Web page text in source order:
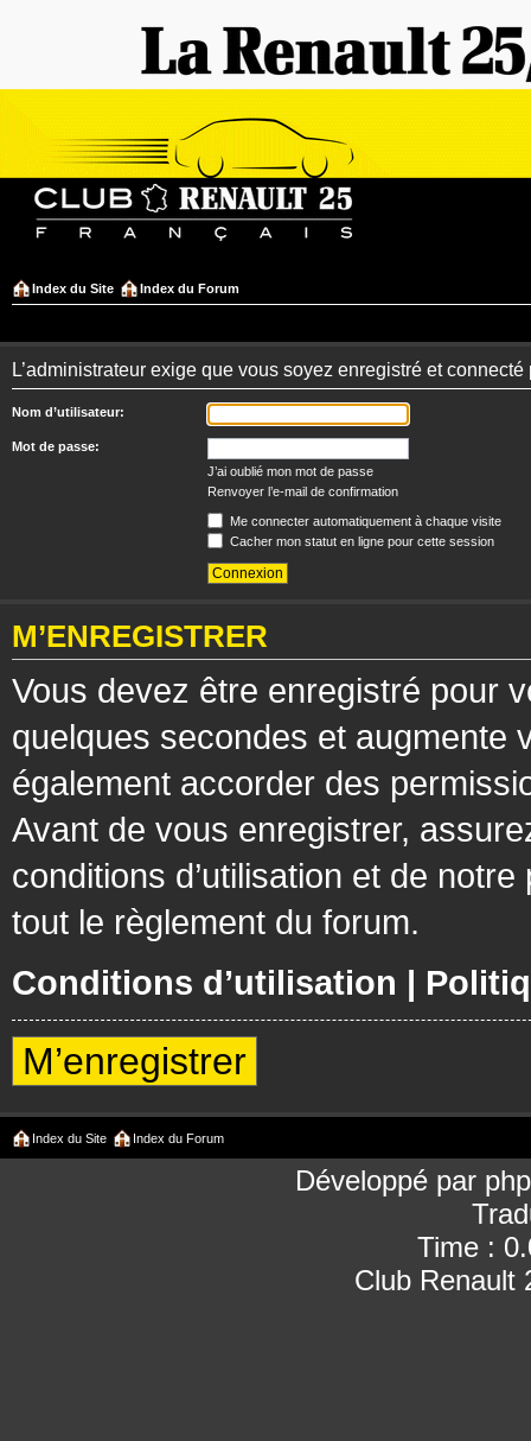
Index du Site Index du Forum
L’administrateur exige que vous soyez enregistré et
Nom d’utilisateur:
Mot de passe:
J’ai oublié mon mot de passe
Renvoyer l’e-mail de confirmation
Me connecter automatiquement à chaque visite
Cacher mon statut en ligne pour cette session
M’ENREGISTRER
Vous devez être enregistré pour
quelques secondes et augmente
également accorder des
Avant de vous enregistrer,
conditions d’utilisation et de
tout le règlement du forum.
Conditions d’utilisation |
M’enregistrer
Index du Site Index du Forum
Développé par
Time :
Club Renault